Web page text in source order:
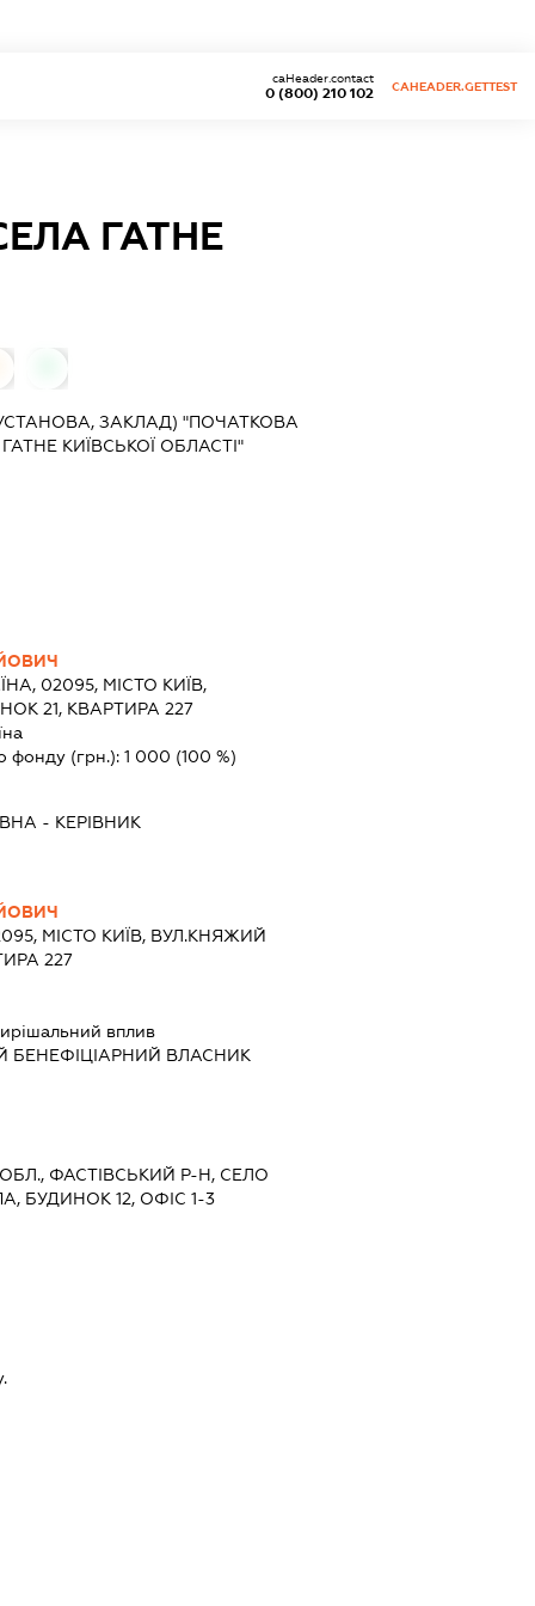
0 (800) 210 102
caHeader.contact
CAHEADER.GETTEST
ГАТНЕ
ЗАКЛАД) "ПОЧАТКОВА
КИЇВСЬКОЇ ОБЛАСТІ"
02095, МІСТО КИЇВ,
21, КВАРТИРА 227
фонду (грн.):1 000 (100 %)
- КЕРІВНИК
МІСТО КИЇВ, ВУЛ.КНЯЖИЙ
227
вплив
БЕНЕФІЦІАРНИЙ ВЛАСНИК
ОБЛ., ФАСТІВСЬКИЙ Р-Н, СЕЛО
БУДИНОК 12, ОФІС 1-3